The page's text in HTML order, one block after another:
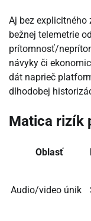
Aj bez
bežnej telemetrie
prítomnosť/
návyky či
dát naprieč
dlhodobej
Matica rizík
Oblasť
Audio/video únik